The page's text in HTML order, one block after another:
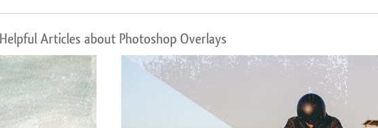
Helpful Articles about Photoshop Overlays